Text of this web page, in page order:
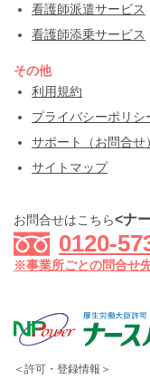
看護師派遣サービス
看護師添乗サービス
その他
利用規約
プライバシーポリシ
サポート（お問合せ）
サイトマップ
お問合せはこちら<ナ
0120-
※事業所ごとの問合せ
＜許可・登録情報＞